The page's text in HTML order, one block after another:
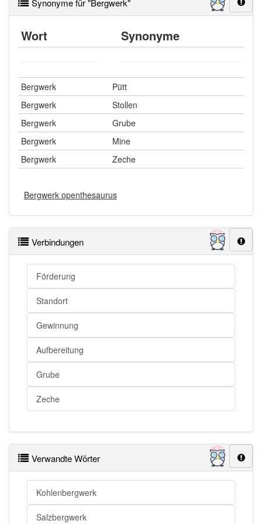
Synonyme für "Bergwerk"
Wort Synonyme
Bergwerk
Pütt
Bergwerk
Stollen
Bergwerk
Grube
Bergwerk
Mine
Bergwerk
Zeche
Bergwerk openthesaurus
Verbindungen
Förderung
Standort
Gewinnung
Aufbereitung
Grube
Zeche
Verwandte Wörter
Kohlenbergwerk
Salzbergwerk